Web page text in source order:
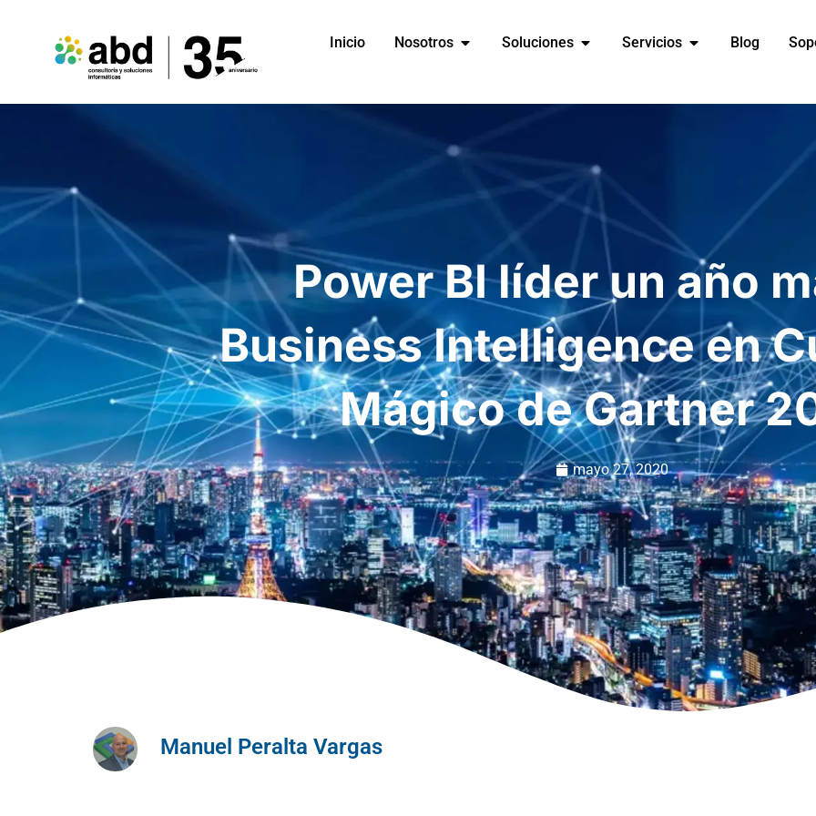
Inicio Nosotros Soluciones Servicios Blog
Power BI líder un año
Business Intelligence en
Mágico de Gartner
mayo 27, 2020
Manuel Peralta Vargas